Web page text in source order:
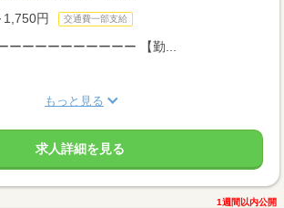
1,750円 交通費一部支給
ーーーーーーーーーー 【勤...
もっと見る
求人詳細を見る
1週間以内公開